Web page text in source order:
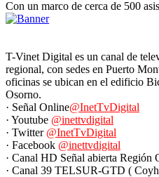
Con un marco de cerca de 500
T-Vinet Digital es un canal de
regional, con sedes en Puerto
oficinas se ubican en el edificio
Osorno.
· Señal Online@InetTvDigital
· Youtube @inettvdigital
· Twitter @InetTvDigital
· Facebook @inettvdigital
· Canal HD Señal abierta Región
· Canal 39 TELSUR-GTD (